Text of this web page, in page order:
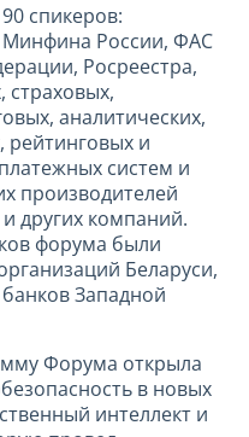
спикеров:
Минфина России, ФАС
Росреестра,
страховых,
аналитических,
рейтинговых и
систем и
производителей
других компаний.
форума были
Беларуси,
Западной
Форума открыла
в новых
интеллект и